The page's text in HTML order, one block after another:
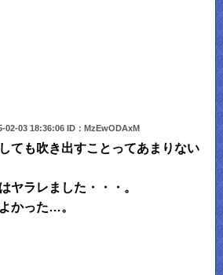
02-03 18:36:06 ID：MzEwODAxM
ても吹き出すことってあまりない
ヤラレました・・・。
かった…。